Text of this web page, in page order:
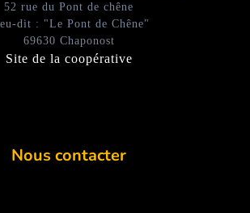
52 rue du Pont de chêne
dit : "Le Pont de Chêne"
69630 Chaponost
Site de la coopérative
Nous contacter